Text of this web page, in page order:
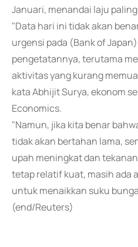
Januari, menandai laju
"Data hari ini tidak akan
urgensi pada (Bank of
pengetatannya, terutama
aktivitas yang kurang
kata Abhijit Surya, ekonom
Economics.
"Namun, jika kita benar
tidak akan bertahan lama,
upah meningkat dan
tetap relatif kuat, masih ada
untuk menaikkan suku
(end/Reuters)